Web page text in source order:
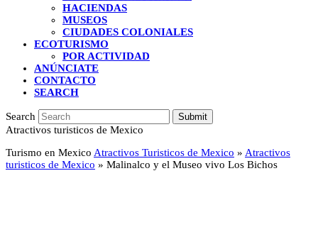
HACIENDAS
MUSEOS
CIUDADES COLONIALES
ECOTURISMO
POR ACTIVIDAD
ANÚNCIATE
CONTACTO
SEARCH
Search Submit
Atractivos turisticos de Mexico
Turismo en Mexico Atractivos Turisticos de Mexico » Atractivos
turisticos de Mexico » Malinalco y el Museo vivo Los Bichos